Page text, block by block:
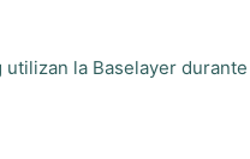
la Baselayer